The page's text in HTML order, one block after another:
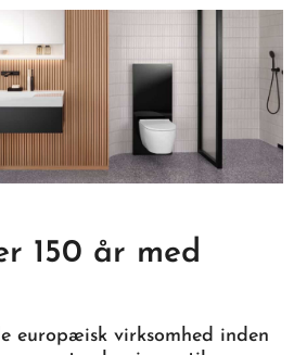
150 år med
europæisk virksomhed inden